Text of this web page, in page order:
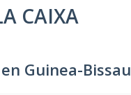
CAIXA
en Guinea-Bissau